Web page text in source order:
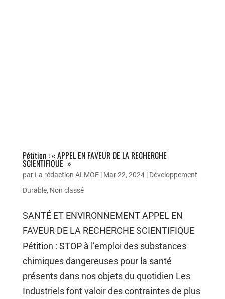
Pétition : « APPEL EN FAVEUR DE LA RECHERCHE
SCIENTIFIQUE »
par La rédaction ALMOE| Mar 22, 2024| Développement
Durable, Non classé
SANTÉ ET ENVIRONNEMENT APPEL EN
FAVEUR DE LA RECHERCHE SCIENTIFIQUE
Pétition : STOP à l’emploi des substances
chimiques dangereuses pour la santé
présents dans nos objets du quotidien Les
Industriels font valoir des contraintes de plus